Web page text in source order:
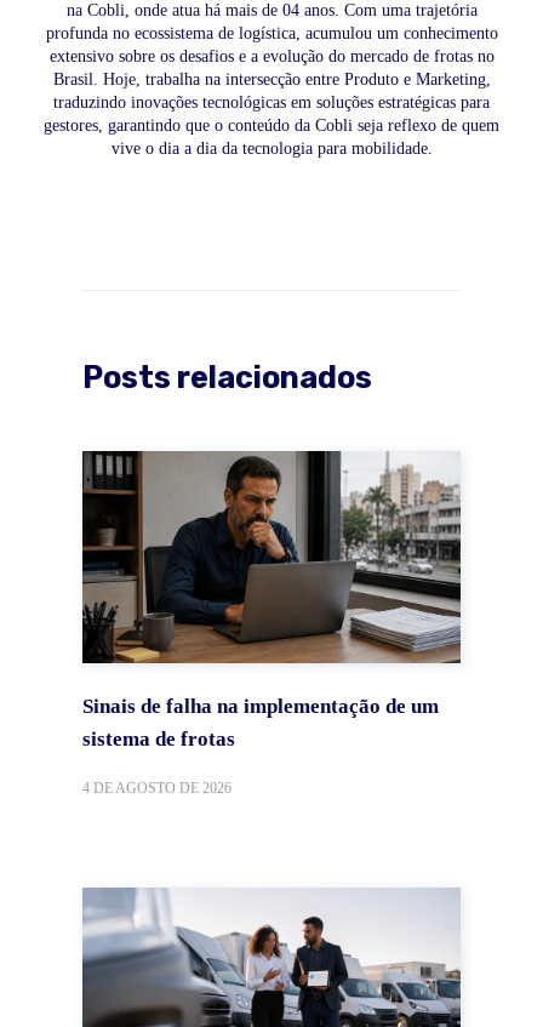
na Cobli, onde atua há mais de 04 anos. Com uma trajetória
profunda no ecossistema de logística, acumulou um conhecimento
extensivo sobre os desafios e a evolução do mercado de frotas no
Brasil. Hoje, trabalha na intersecção entre Produto e Marketing,
traduzindo inovações tecnológicas em soluções estratégicas para
gestores, garantindo que o conteúdo da Cobli seja reflexo de quem
vive o dia a dia da tecnologia para mobilidade.
Posts relacionados
Sinais de falha na implementação de um
sistema de frotas
4 DE AGOSTO DE 2026